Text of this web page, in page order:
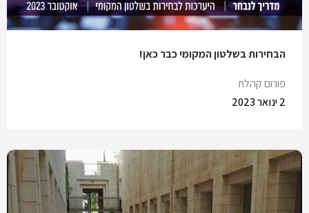
הבחירות בשלטון המקומי כבר כאן!
פורום קהלת
2 ינואר 2023